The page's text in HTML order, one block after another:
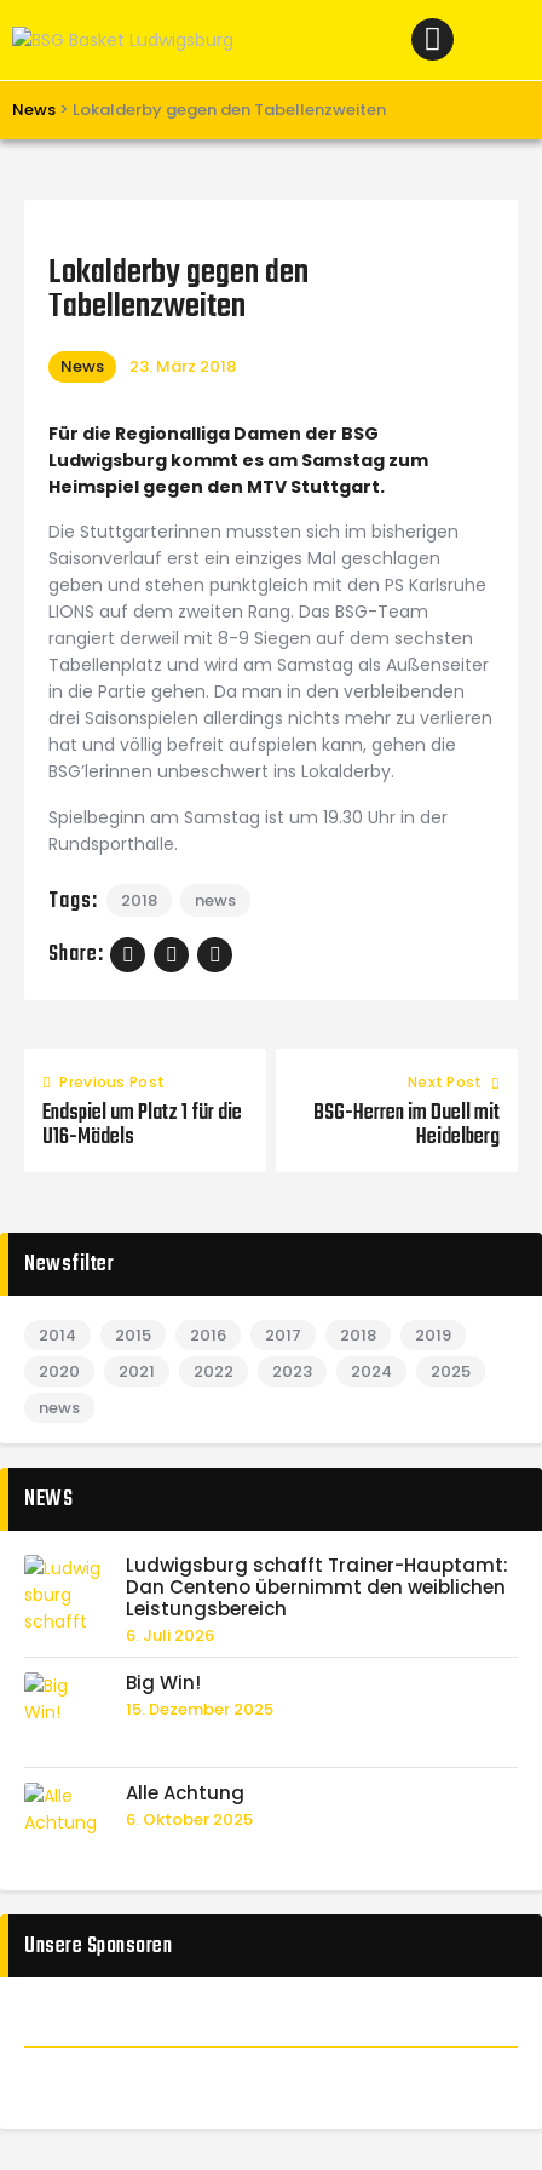
News > Lokalderby gegen den Tabellenzweiten
Verein
Unterstützen
Lokalderby gegen den
Tabellenzweiten
News 23. März 2018
Für die Regionalliga Damen der BSG
Ludwigsburg kommt es am Samstag zum
Heimspiel gegen den MTV Stuttgart.
Die Stuttgarterinnen mussten sich im bisherigen
Saisonverlauf erst ein einziges Mal geschlagen
geben und stehen punktgleich mit den PS Karlsruhe
LIONS auf dem zweiten Rang. Das BSG-Team
rangiert derweil mit 8-9 Siegen auf dem sechsten
Tabellenplatz und wird am Samstag als Außenseiter
in die Partie gehen. Da man in den verbleibenden
drei Saisonspielen allerdings nichts mehr zu verlieren
hat und völlig befreit aufspielen kann, gehen die
BSG’lerinnen unbeschwert ins Lokalderby.
Spielbeginn am Samstag ist um 19.30 Uhr in der
Rundsporthalle.
Tags: 2018 news
Share:
Previous Post
Endspiel um Platz 1 für die
U16-Mädels
Next Post
BSG-Herren im Duell mit
Heidelberg
Newsfilter
2014 2015 2016 2017 2018
2019
2020
2021 2022 2023 2024
2025
news
NEWS
Ludwigsburg schafft Trainer-Hauptamt:
Dan Centeno übernimmt den weiblichen
Leistungsbereich
6. Juli 2026
Big Win!
15. Dezember 2025
Alle Achtung
6. Oktober 2025
Unsere Sponsoren